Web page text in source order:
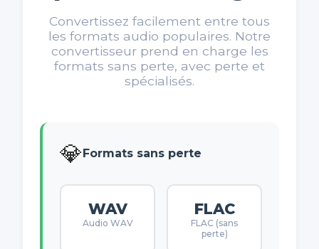
Convertissez facilement entre tous
les formats audio populaires. Notre
convertisseur prend en charge les
formats sans perte, avec perte et
spécialisés.
💎 Formats sans perte
WAV
Audio WAV
FLAC
FLAC (sans
perte)